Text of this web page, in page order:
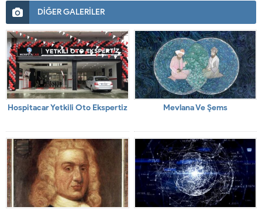
DİĞER GALERİLER
Hospitacar Yetkili Oto Ekspertiz Mevlana Ve Şems